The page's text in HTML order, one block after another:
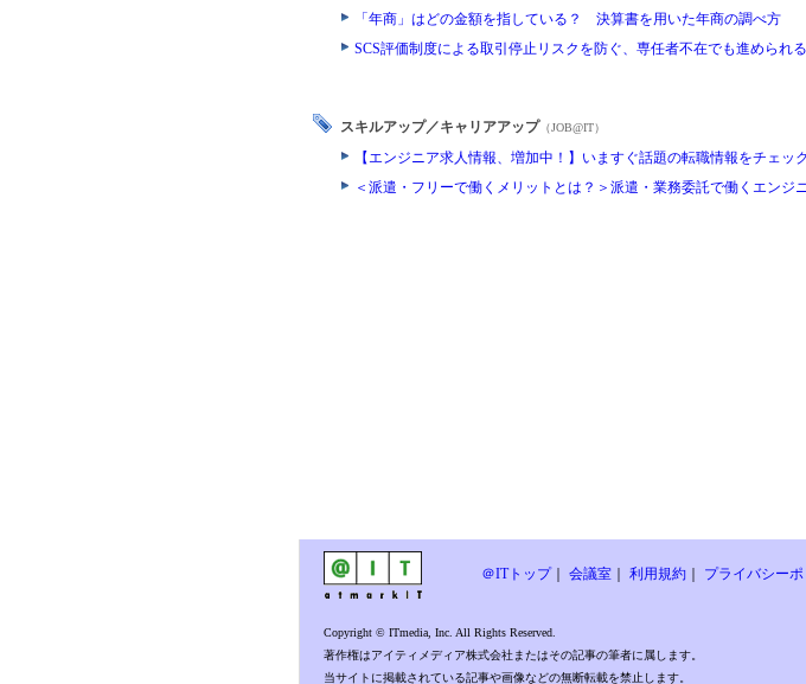
「年商」はどの金額を指している？ 決算書を用いた年商の調べ方
SCS評価制度による取引停止リスクを防ぐ、専任者不在でも進められ
スキルアップ／キャリアアップ （JOB@IT）
【エンジニア求人情報、増加中！】いますぐ話題の転職情報をチェック
＜派遣・フリーで働くメリットとは？＞派遣・業務委託で働くエンジ
＠ITトップ｜ 会議室 利用規約 プライバシー
Copyright © ITmedia, Inc. All Rights Reserved.
著作権はアイティメディア株式会社またはその記事の筆者に属します。
当サイトに掲載されている記事や画像などの無断転載を禁止します。